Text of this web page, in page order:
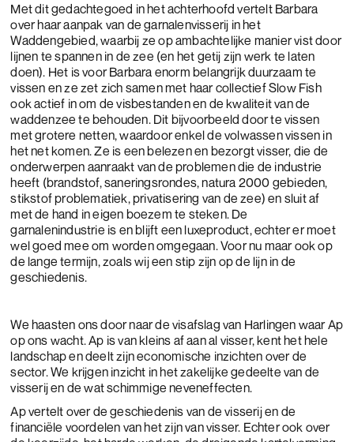
Met dit gedachtegoed in het achterhoofd vertelt Barbara
over haar aanpak van de garnalenvisserij in het
Waddengebied, waarbij ze op ambachtelijke manier vist door
lijnen te spannen in de zee (en het getij zijn werk te laten
doen). Het is voor Barbara enorm belangrijk duurzaam te
vissen en ze zet zich samen met haar collectief Slow Fish
ook actief in om de visbestanden en de kwaliteit van de
waddenzee te behouden. Dit bijvoorbeeld door te vissen
met grotere netten, waardoor enkel de volwassen vissen in
het net komen. Ze is een belezen en bezorgt visser, die de
onderwerpen aanraakt van de problemen die de industrie
heeft (brandstof, saneringsrondes, natura 2000 gebieden,
stikstof problematiek, privatisering van de zee) en sluit af
met de hand in eigen boezem te steken. De
garnalenindustrie is en blijft een luxeproduct, echter er moet
wel goed mee om worden omgegaan. Voor nu maar ook op
de lange termijn, zoals wij een stip zijn op de lijn in de
geschiedenis.
We haasten ons door naar de visafslag van Harlingen waar Ap
op ons wacht. Ap is van kleins af aan al visser, kent het hele
landschap en deelt zijn economische inzichten over de
sector. We krijgen inzicht in het zakelijke gedeelte van de
visserij en de wat schimmige neveneffecten.
Ap vertelt over de geschiedenis van de visserij en de
financiële voordelen van het zijn van visser. Echter ook over